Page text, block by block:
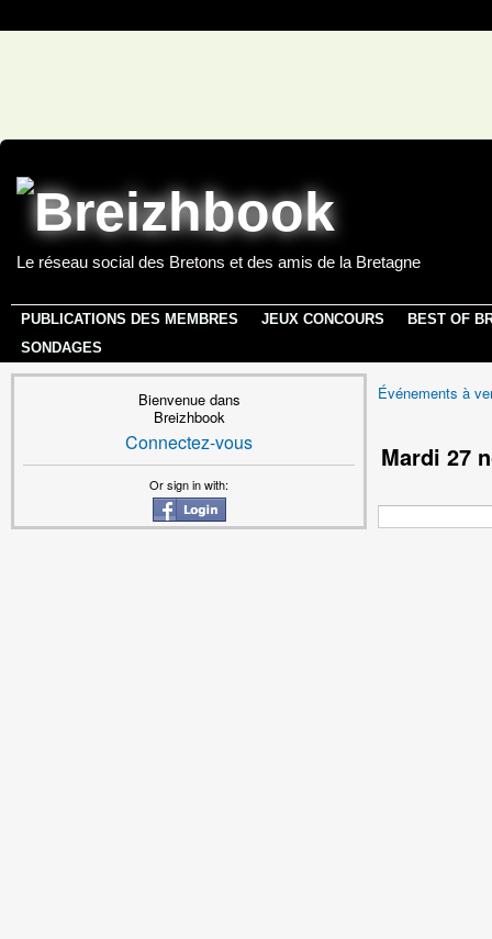
Le réseau social des Bretons et des amis de la Bretagne
PUBLICATIONS DES MEMBRES JEUX CONCOURS
BEST OF
SONDAGES
Bienvenue dans
Breizhbook
Connectez-vous
Or sign in with:
Événements à
Mardi 27